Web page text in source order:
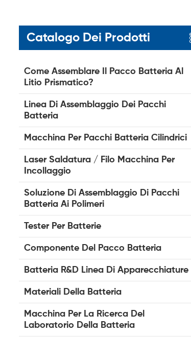
Catalogo Dei Prodotti
Come Assemblare Il Pacco Batteria Al
Litio Prismatico?
Linea Di Assemblaggio Dei Pacchi
Batteria
Macchina Per Pacchi Batteria Cilindrici
Laser Saldatura / Filo Macchina Per
Incollaggio
Soluzione Di Assemblaggio Di Pacchi
Batteria Ai Polimeri
Tester Per Batterie
Componente Del Pacco Batteria
Batteria R&D Linea Di Apparecchiature
Materiali Della Batteria
Macchina Per La Ricerca Del
Laboratorio Della Batteria